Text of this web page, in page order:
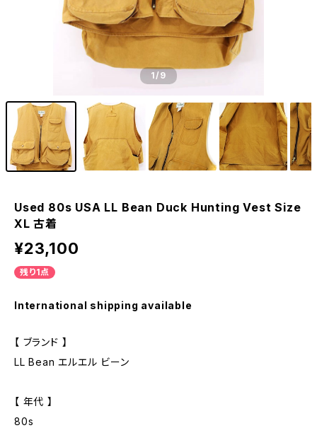
1/9
Used 80s USA LL Bean Duck Hunting Vest Size
XL 古着
¥23,100
残り1点
International shipping available
【 ブランド 】
LL Bean エルエル ビーン
【 年代 】
80s